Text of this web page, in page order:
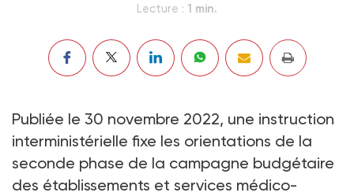
Lecture : 1 min.
Publiée le 30 novembre 2022, une instruction
interministérielle fixe les orientations de la
seconde phase de la campagne budgétaire
des établissements et services médico-